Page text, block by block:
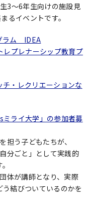
3～6年生向けの施設見
るイベントです。
ラム IDEA
プレナーシップ教育プ
・レクリエーションな
ミライ大学」の参加者募
担う子どもたちが、
分ごと」として実践的
体が講師となり、実際
結びついているのかを